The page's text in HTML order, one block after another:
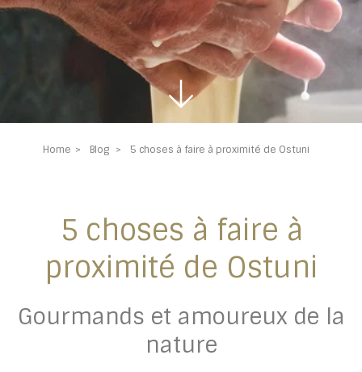
Home Blog 5 choses à faire à proximité de Ostuni
5 choses à faire à
proximité de Ostuni
Gourmands et amoureux de la
nature